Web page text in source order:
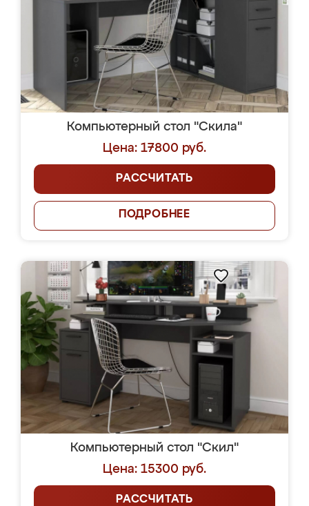
Компьютерный стол "Скила"
Цена: 17800 руб.
РАССЧИТАТЬ
ПОДРОБНЕЕ
Компьютерный стол "Скил"
Цена: 15300 руб.
РАССЧИТАТЬ